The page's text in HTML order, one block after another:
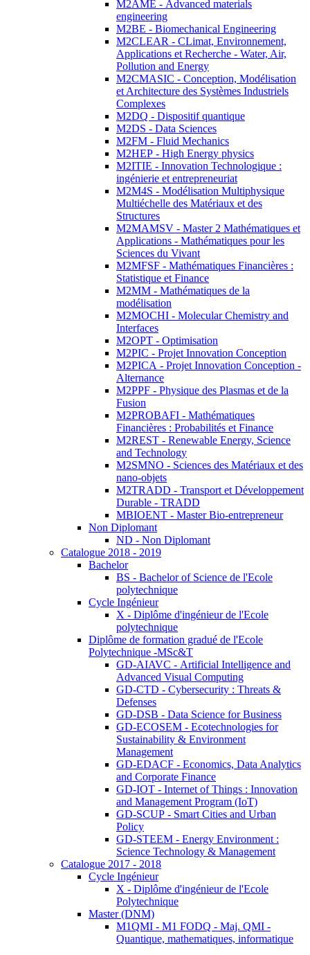
M2AME - Advanced materials
engineering
M2BE - Biomechanical Engineering
M2CLEAR - CLimat, Environnement,
Applications et Recherche - Water, Air,
Pollution and Energy
M2CMASIC - Conception, Modélisation
et Architecture des Systèmes Industriels
Complexes
M2DQ - Dispositif quantique
M2DS - Data Sciences
M2FM - Fluid Mechanics
M2HEP - High Energy physics
M2ITIE - Innovation Technologique :
ingénierie et entrepreneuriat
M2M4S - Modélisation Multiphysique
Multiéchelle des Matériaux et des
Structures
M2MAMSV - Master 2 Mathématiques et
Applications - Mathématiques pour les
Sciences du Vivant
M2MFSF - Mathématiques Financières :
Statistique et Finance
M2MM - Mathématiques de la
modélisation
M2MOCHI - Molecular Chemistry and
Interfaces
M2OPT - Optimisation
M2PIC - Projet Innovation Conception
M2PICA - Projet Innovation Conception -
Alternance
M2PPF - Physique des Plasmas et de la
Fusion
M2PROBAFI - Mathématiques
Financières : Probabilités et Finance
M2REST - Renewable Energy, Science
and Technology
M2SMNO - Sciences des Matériaux et des
nano-objets
M2TRADD - Transport et Développement
Durable - TRADD
MBIOENT - Master Bio-entrepreneur
Non Diplomant
ND - Non Diplomant
Catalogue 2018 - 2019
Bachelor
BS - Bachelor of Science de l'Ecole
polytechnique
Cycle Ingénieur
X - Diplôme d'ingénieur de l'Ecole
polytechnique
Diplôme de formation gradué de l'Ecole
Polytechnique -MSc&T
GD-AIAVC - Artificial Intelligence and
Advanced Visual Computing
GD-CTD - Cybersecurity : Threats &
Defenses
GD-DSB - Data Science for Business
GD-ECOSEM - Ecotechnologies for
Sustainability & Environment
Management
GD-EDACF - Economics, Data Analytics
and Corporate Finance
GD-IOT - Internet of Things : Innovation
and Management Program (IoT)
GD-SCUP - Smart Cities and Urban
Policy
GD-STEEM - Energy Environment :
Science Technology & Management
Catalogue 2017 - 2018
Cycle Ingénieur
X - Diplôme d'ingénieur de l'Ecole
Polytechnique
Master (DNM)
M1QMI - M1 FODQ - Maj. QMI -
Quantique, mathematiques, informatique